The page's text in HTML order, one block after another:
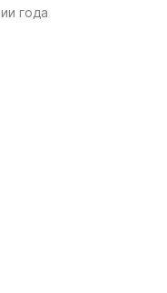
года